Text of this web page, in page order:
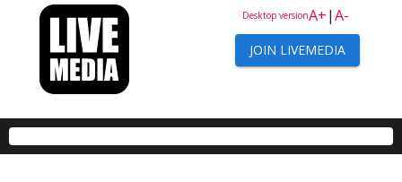
A+|A-
Desktop version
JOIN LIVEMEDIA